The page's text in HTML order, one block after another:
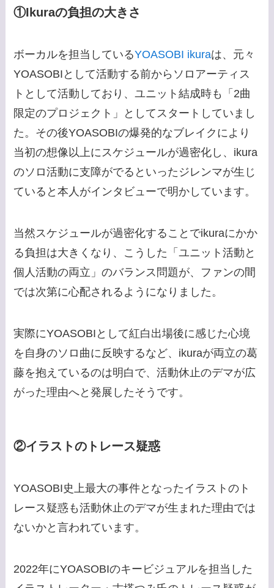
①Ikuraの負担の大きさ
ボーカルを担当しているYOASOBI ikuraは、元々
YOASOBIとして活動する前からソロアーティス
トとして活動しており、ユニット結成時も「2曲
限定のプロジェクト」としてスタートしていまし
た。その後YOASOBIの爆発的なブレイクにより
当初の想像以上にスケジュールが過密化し、ikura
のソロ活動に支障がでるといったジレンマが生じ
ていると本人がインタビューで明かしています。
当然スケジュールが過密化することでikuraにかか
る負担は大きくなり、こうした「ユニット活動と
個人活動の両立」のバランス問題が、ファンの間
では次第に心配されるようになりました。
実際にYOASOBIとして紅白出場後に感じた心境
を自身のソロ曲に反映するなど、ikuraが両立の葛
藤を抱えているのは明白で、活動休止のデマが広
がった理由へと発展したそうです。
②イラストのトレース疑惑
YOASOBI史上最大の事件となったイラストのト
レース疑惑も活動休止のデマが生まれた理由では
ないかと言われています。
2022年にYOASOBIのキービジュアルを担当した